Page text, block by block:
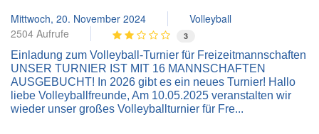
Mittwoch, 20. November 2024
Volleyball
2504 Aufrufe
3
Einladung zum Volleyball-Turnier für Freizeitmannschaften
UNSER TURNIER IST MIT 16 MANNSCHAFTEN
AUSGEBUCHT! In 2026 gibt es ein neues Turnier! Hallo
liebe Volleyballfreunde, Am 10.05.2025 veranstalten wir
wieder unser großes Volleyballturnier für Fre...